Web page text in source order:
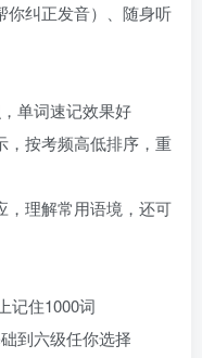
你纠正发音）、随身听
单词速记效果好
，按考频高低排序，重
，理解常用语境，还可
记住1000词
到六级任你选择